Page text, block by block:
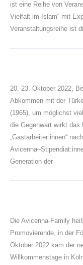
ist eine Reihe von
Vielfalt im Islam“ mit
Veranstaltungsreihe ist
20.-23. Oktober 2022,
Abkommen mit der
(1965), um möglichst
die Gegenwart wirkt das
„Gastarbeiter:innen“
Generation der
Die Avicenna-Family
Promovierende, in der
Oktober 2022 kam der
Willkommenstage in